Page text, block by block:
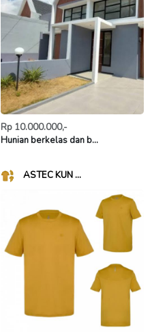
Rp 10.000.000,-
Hunian berkelas dan b...
ASTEC KUN ...